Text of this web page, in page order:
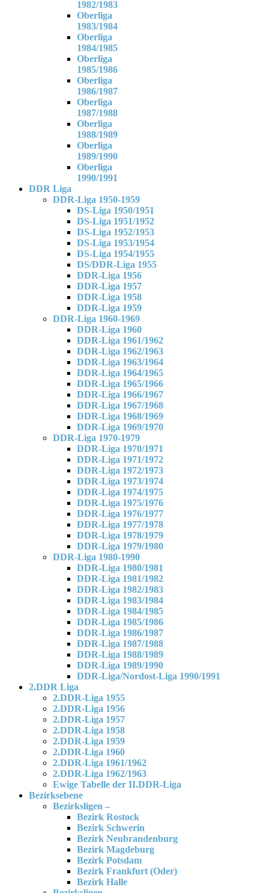
1982/1983
Oberliga
1983/1984
Oberliga
1984/1985
Oberliga
1985/1986
Oberliga
1986/1987
Oberliga
1987/1988
Oberliga
1988/1989
Oberliga
1989/1990
Oberliga
1990/1991
DDR Liga
DDR-Liga 1950-1959
DS-Liga 1950/1951
DS-Liga 1951/1952
DS-Liga 1952/1953
DS-Liga 1953/1954
DS-Liga 1954/1955
DS/DDR-Liga 1955
DDR-Liga 1956
DDR-Liga 1957
DDR-Liga 1958
DDR-Liga 1959
DDR-Liga 1960-1969
DDR-Liga 1960
DDR-Liga 1961/1962
DDR-Liga 1962/1963
DDR-Liga 1963/1964
DDR-Liga 1964/1965
DDR-Liga 1965/1966
DDR-Liga 1966/1967
DDR-Liga 1967/1968
DDR-Liga 1968/1969
DDR-Liga 1969/1970
DDR-Liga 1970-1979
DDR-Liga 1970/1971
DDR-Liga 1971/1972
DDR-Liga 1972/1973
DDR-Liga 1973/1974
DDR-Liga 1974/1975
DDR-Liga 1975/1976
DDR-Liga 1976/1977
DDR-Liga 1977/1978
DDR-Liga 1978/1979
DDR-Liga 1979/1980
DDR-Liga 1980-1990
DDR-Liga 1980/1981
DDR-Liga 1981/1982
DDR-Liga 1982/1983
DDR-Liga 1983/1984
DDR-Liga 1984/1985
DDR-Liga 1985/1986
DDR-Liga 1986/1987
DDR-Liga 1987/1988
DDR-Liga 1988/1989
DDR-Liga 1989/1990
DDR-Liga/Nordost-Liga 1990/1991
2.DDR Liga
2.DDR-Liga 1955
2.DDR-Liga 1956
2.DDR-Liga 1957
2.DDR-Liga 1958
2.DDR-Liga 1959
2.DDR-Liga 1960
2.DDR-Liga 1961/1962
2.DDR-Liga 1962/1963
Ewige Tabelle der II.DDR-Liga
Bezirksebene
Bezirksligen –
Bezirk Rostock
Bezirk Schwerin
Bezirk Neubrandenburg
Bezirk Magdeburg
Bezirk Potsdam
Bezirk Frankfurt (Oder)
Bezirk Halle